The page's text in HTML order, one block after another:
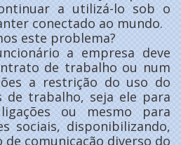
a utilizá-lo sob o
conectado ao mundo.
este problema?
a empresa deve
de trabalho ou num
a restrição do uso do
de trabalho, seja ele para
ou mesmo para
sociais, disponibilizando,
comunicação diverso do